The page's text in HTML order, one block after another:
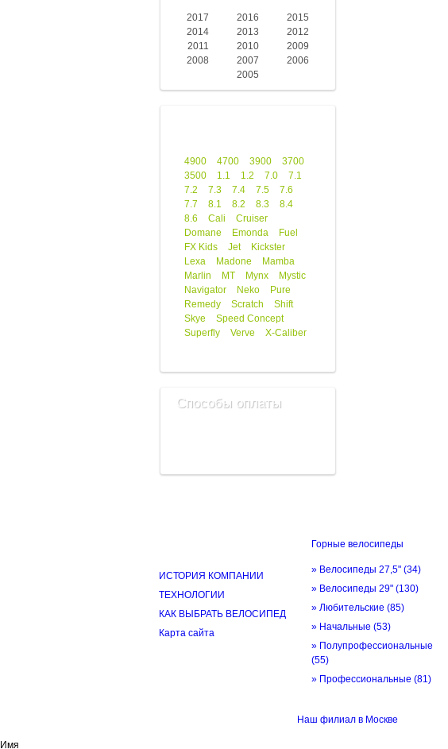
2017 2016
2015
2014
2013
2012
2011
2010
2009
2008
2007
2006
2005
4900 4700 3900
3700
3500
1.1 1.2 7.0
7.1
7.2
7.3 7.4 7.5
7.6
7.7
8.1 8.2 8.3
8.4
8.6
Cali
Cruiser
Domane
Emonda
Fuel
FX Kids
Jet
Kickster
Lexa
Madone
Mamba
Marlin
MT Mynx
Mystic
Navigator
Neko
Pure
Remedy
Scratch
Shift
Skye
Speed Concept
Superfly
Verve X-Caliber
Способы оплаты
ИСТОРИЯ КОМПАНИИ
ТЕХНОЛОГИИ
КАК ВЫБРАТЬ ВЕЛОСИПЕД
Карта сайта
Горные велосипеды
» Велосипеды 27,5" (34)
» Велосипеды 29" (130)
» Любительские (85)
» Начальные (53)
» Полупрофессиональные
(55)
» Профессиональные (81)
Наш филиал в Москве
Имя